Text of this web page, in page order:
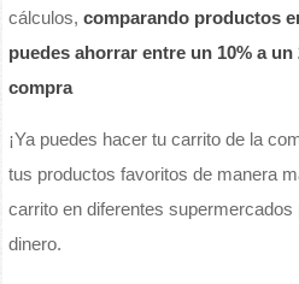
cálculos,comparando productos
puedes ahorrar entre un 10% a
compra
¡Ya puedes hacer tu carrito de la
tus productos favoritos de manera
carrito en diferentes
dinero.